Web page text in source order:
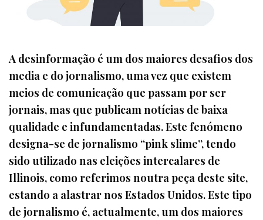
A desinformação é um dos maiores desafios dos
media e do jornalismo, uma vez que existem
meios de comunicação que passam por ser
jornais, mas que publicam notícias de baixa
qualidade e infundamentadas. Este fenómeno
designa-se de jornalismo “pink slime”, tendo
sido utilizado nas eleições intercalares de
Illinois, como referimos noutra peça deste site,
estando a alastrar nos Estados Unidos. Este tipo
de jornalismo é, actualmente, um dos maiores